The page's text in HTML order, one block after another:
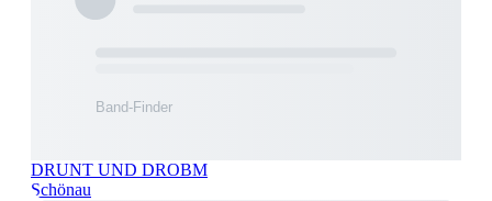
DRUNT UND DROBM
Schönau